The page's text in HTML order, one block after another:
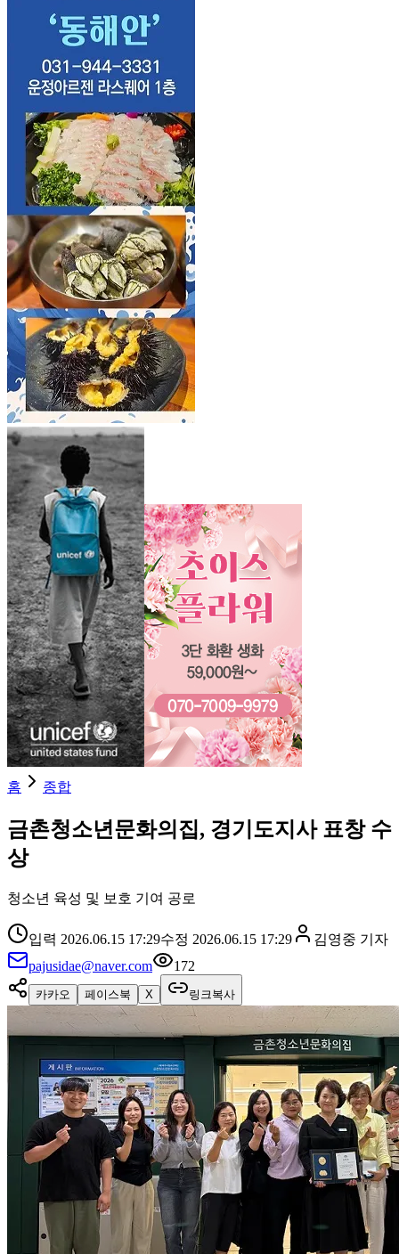
홈 종합
금촌청소년문화의집, 경기도지사 표창 수
상
청소년 육성 및 보호 기여 공로
입력 2026.06.15 17:29수정 2026.06.15 17:29 김영중 기자
pajusidae@naver.com
172
카카오 페이스북 X 링크복사